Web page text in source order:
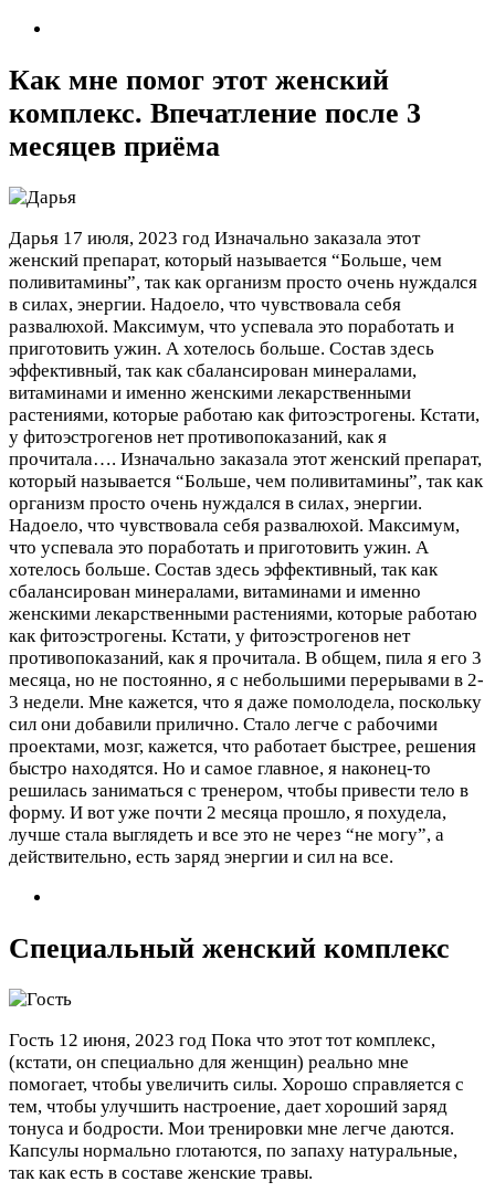
Как мне помог этот женский
комплекс. Впечатление после 3
месяцев приёма
Дарья 17 июля, 2023 год Изначально заказала этот
женский препарат, который называется “Больше, чем
поливитамины”, так как организм просто очень нуждался
в силах, энергии. Надоело, что чувствовала себя
развалюхой. Максимум, что успевала это поработать и
приготовить ужин. А хотелось больше. Состав здесь
эффективный, так как сбалансирован минералами,
витаминами и именно женскими лекарственными
растениями, которые работаю как фитоэстрогены. Кстати,
у фитоэстрогенов нет противопоказаний, как я
прочитала…. Изначально заказала этот женский препарат,
который называется “Больше, чем поливитамины”, так как
организм просто очень нуждался в силах, энергии.
Надоело, что чувствовала себя развалюхой. Максимум,
что успевала это поработать и приготовить ужин. А
хотелось больше. Состав здесь эффективный, так как
сбалансирован минералами, витаминами и именно
женскими лекарственными растениями, которые работаю
как фитоэстрогены. Кстати, у фитоэстрогенов нет
противопоказаний, как я прочитала. В общем, пила я его 3
месяца, но не постоянно, я с небольшими перерывами в 2-
3 недели. Мне кажется, что я даже помолодела, поскольку
сил они добавили прилично. Cтало легче с рабочими
проектами, мозг, кажется, что работает быстрее, решения
быстро находятся. Но и самое главное, я наконец-то
решилась заниматься с тренером, чтобы привести тело в
форму. И вот уже почти 2 месяца прошло, я похудела,
лучше стала выглядеть и все это не через “не могу”, а
действительно, есть заряд энергии и сил на все.
Специальный женский комплекс
Гость 12 июня, 2023 год Пока что этот тот комплекс,
(кстати, он специально для женщин) реально мне
помогает, чтобы увеличить силы. Хорошо справляется с
тем, чтобы улучшить настроение, дает хороший заряд
тонуса и бодрости. Мои тренировки мне легче даются.
Капсулы нормально глотаются, по запаху натуральные,
так как есть в составе женские травы.